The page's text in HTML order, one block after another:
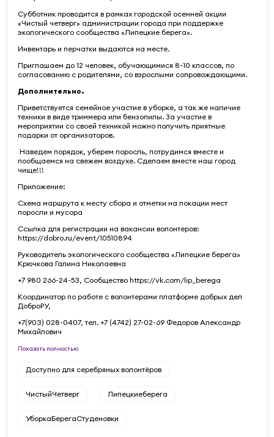
Субботник проводится в рамках городской осенней акции
«Чистый четверг» администрации города при поддержке
экологического сообщества «Липецкие берега».
Инвентарь и перчатки выдаются на месте.
Приглашаем до 12 человек, обучающимися 8-10 классов, по
согласованию с родителями, со взрослыми сопровождающими.
Дополнительно.
Приветствуется семейное участие в уборке, а так же наличие
техники в виде триммера или бензопилы. За участие в
мероприятии со своей техникой можно получить приятные
подарки от организаторов.
Наведем порядок, уберем поросль, потрудимся вместе и
пообщаемся на свежем воздухе. Сделаем вместе наш город
чище!!!
Приложение:
Схема маршрута к месту сбора и отметки на локации мест
поросли и мусора
Ссылка для регистрации на вакансии волонтеров:
https://dobro.ru/event/10510894
Руководитель экологического сообщества «Липецкие берега»
Крючкова Галина Николаевна
+7 980 266-24-53, Сообщество https://vk.com/lip_berega
Координатор по работе с волонтерами платформе добрых дел
ДоброРУ,
+7(903) 028-0407, тел. +7 (4742) 27-02-69 Федоров Александр
Михайлович
Показать полностью
Доступно для серебряных волонтёров
ЧистыйЧетверг Липецкиеберега
УборкаБерегаСтуденовки